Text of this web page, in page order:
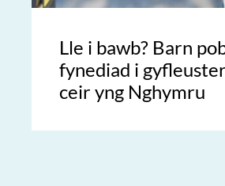
Lle i bawb? Barn
fynediad i
ceir yng Nghymru